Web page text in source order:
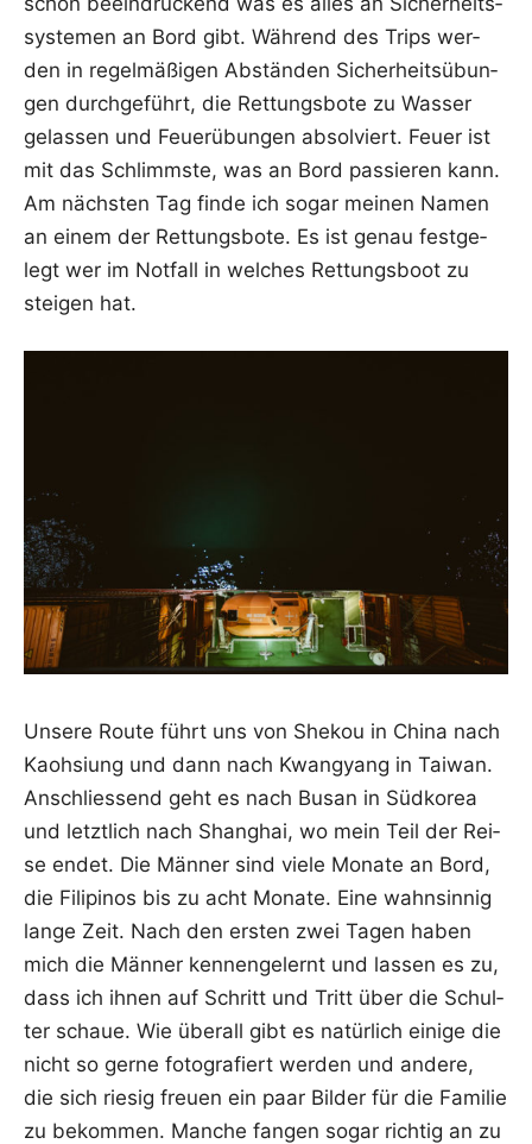
sys­te­men an Bord gibt. Wäh­rend des Trips wer­
den in regel­mä­ßi­gen Abstän­den Sicher­heits­übun­
gen durch­ge­führt, die Ret­tungs­bo­te zu Was­ser
gelas­sen und Feu­er­übun­gen absol­viert. Feu­er ist
mit das Schlimms­te, was an Bord pas­sie­ren kann.
Am nächs­ten Tag fin­de ich sogar mei­nen Namen
an einem der Ret­tungs­bo­te. Es ist genau fest­ge­
legt wer im Not­fall in wel­ches Ret­tungs­boot zu
stei­gen hat.
Unse­re Rou­te führt uns von She­kou in Chi­na nach
Kaoh­si­ung und dann nach Kwan­gyang in Tai­wan.
Anschlies­send geht es nach Bus­an in Süd­ko­rea
und letzt­lich nach Shang­hai, wo mein Teil der Rei­
se endet. Die Män­ner sind vie­le Mona­te an Bord,
die Fili­pi­nos bis zu acht Mona­te. Eine wahn­sin­nig
lan­ge Zeit. Nach den ers­ten zwei Tagen haben
mich die Män­ner ken­nen­ge­lernt und las­sen es zu,
dass ich ihnen auf Schritt und Tritt über die Schul­
ter schaue. Wie über­all gibt es natür­lich eini­ge die
nicht so ger­ne foto­gra­fiert wer­den und ande­re,
die sich rie­sig freu­en ein paar Bil­der für die Fami­lie
zu bekom­men. Man­che fan­gen sogar rich­tig an zu